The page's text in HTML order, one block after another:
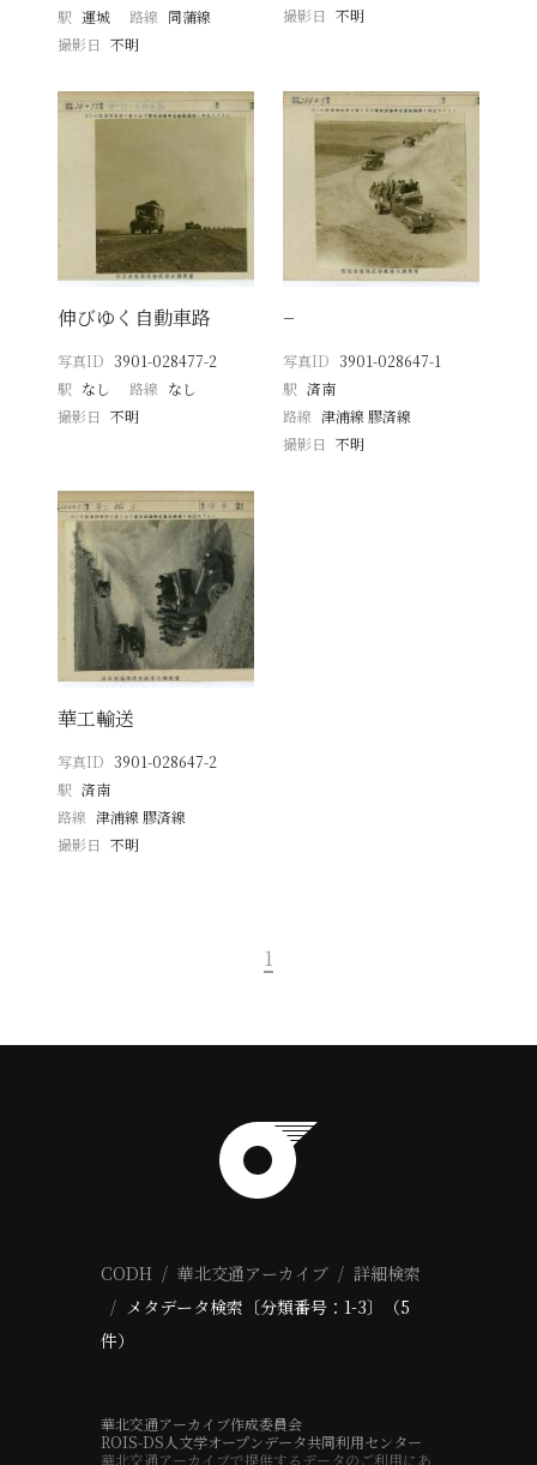
駅 運城 路線 同蒲線
撮影日
不明
撮影日 不明
伸びゆく自動車路
写真ID 3901-028477-2
駅 なし 路線 なし
撮影日
不明
−
写真ID 3901-028647-1
駅 済南
路線 津浦線 膠済線
撮影日 不明
華工輸送
写真ID 3901-028647-2
駅 済南
路線 津浦線 膠済線
撮影日
不明
1
CODH 華北交通アーカイブ
詳細検索
メタデータ検索〔分類番号：1-3〕（5
件）
華北交通アーカイブ作成委員会
ROIS-DS人文学オープンデータ共同利用センター
華北交通アーカイブで提供するデータのご利用にあ